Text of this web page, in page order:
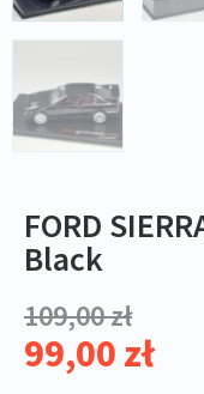
FORD
Black
109,00zł
99,00 zł